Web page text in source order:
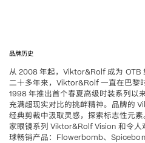
品牌历史
从 2008 年起，Viktor&Rolf 成为 OTB
二十多年来， Viktor&Rolf 一直在巴黎
1998 年推出首个春夏高级时装系列以
充满超现实对比的挑衅精神。品牌的
经典剪裁中汲取灵感，探索标志性元素
家眼镜系列 Viktor&Rolf Vision 和令人
球畅销产品：Flowerbomb、